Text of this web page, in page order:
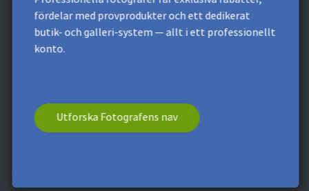
fördelar med provprodukter och ett dedikerat
butik- och galleri-system — allt i ett professionellt
konto.
Utforska Fotografens nav
Få exklusiva rabatter och designtips. Genom att registrera
dig godkänner du vår
. Du kan när som
erbjudanden är inte möjlig.